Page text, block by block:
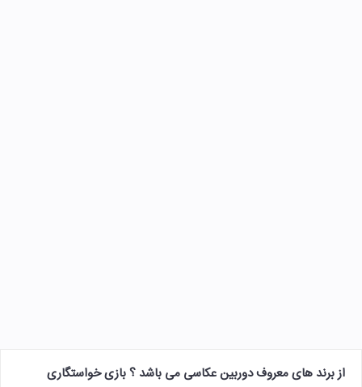
از برند های معروف دوربین عکاسی می باشد ؟ بازی خواستگاری